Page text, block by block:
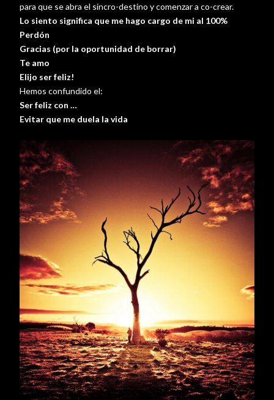
para que se abra el sincro-destino y comenzar a co-crear.
Lo siento significa que me hago cargo de mi al 100%
Perdón
Gracias (por la oportunidad de borrar)
Te amo
Elijo ser feliz!
Hemos confundido el:
Ser feliz con …
Evitar que me duela la vida